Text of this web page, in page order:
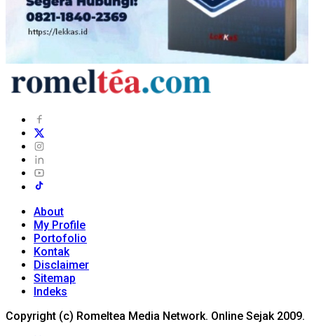
About
My Profile
Portofolio
Kontak
Disclaimer
Sitemap
Indeks
Copyright (c) Romeltea Media Network. Online Sejak 2009.